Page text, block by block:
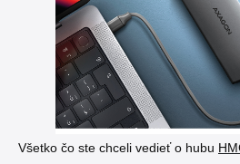
Všetko čo ste chceli vedieť o hubu